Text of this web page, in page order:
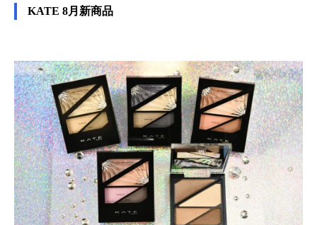
KATE 8月新商品